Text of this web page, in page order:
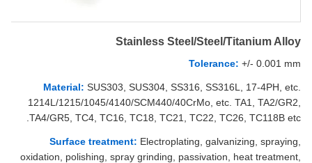
Stainless Steel/Steel/Titanium Alloy
Tolerance: +/- 0.001 mm
Material: SUS303, SUS304, SS316, SS316L, 17-4PH, etc.
1214L/1215/1045/4140/SCM440/40CrMo, etc. TA1, TA2/GR2,
TA4/GR5, TC4, TC16, TC18, TC21, TC22, TC26, TC118B etc.
Surface treatment: Electroplating, galvanizing, spraying,
oxidation, polishing, spray grinding, passivation, heat treatment,